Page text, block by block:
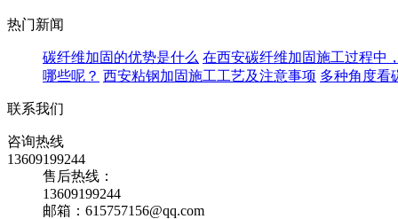
热门新闻
碳纤维加固的优势是什么 在西安碳纤维加固施工过程中
哪些呢？ 西安粘钢加固施工工艺及注意事项 多种角度看
联系我们
咨询热线
13609199244
售后热线：
13609199244
邮箱：615757156@qq.com